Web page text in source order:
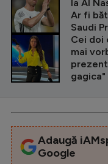
la Al
Ar fi
Saudi
Cei doi
mai
gagica"
Adaugă
Google